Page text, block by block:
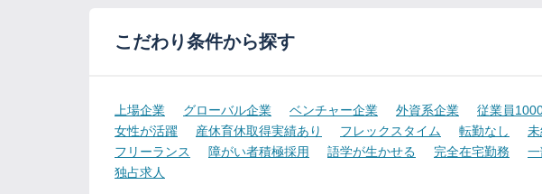
こだわり条件から探す
上場企業 グローバル企業 ベンチャー企業 外資系企業 従業員
女性が活躍
産休育休取得実績あり フレックスタイム 転勤なし
フリーランス
障がい者積極採用 語学が生かせる 完全在宅勤務
独占求人